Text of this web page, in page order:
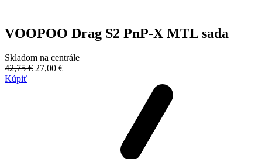
VOOPOO Drag S2 PnP-X MTL sada
Skladom na centrále
42,75 € 27,00 €
Kúpiť